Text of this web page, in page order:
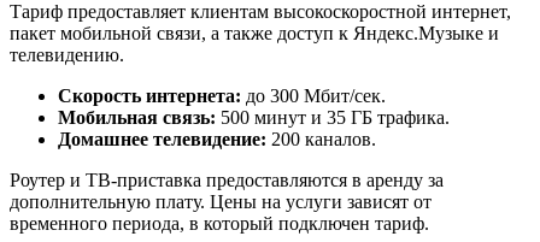
Тариф предоставляет клиентам высокоскоростной интернет,
пакет мобильной связи, а также доступ к Яндекс.Музыке и
телевидению.
Скорость интернета: до 300 Мбит/сек.
Мобильная связь: 500 минут и 35 ГБ трафика.
Домашнее телевидение: 200 каналов.
Роутер и ТВ-приставка предоставляются в аренду за
дополнительную плату. Цены на услуги зависят от
временного периода, в который подключен тариф.